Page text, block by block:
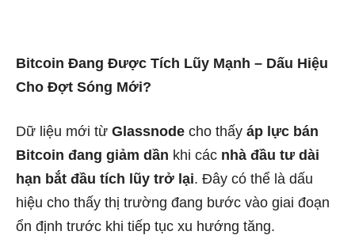
Bitcoin Đang Được Tích Lũy Mạnh – Dấu Hiệu
Cho Đợt Sóng Mới?
Dữ liệu mới từ Glassnode cho thấy áp lực bán
Bitcoin đang giảm dần khi các nhà đầu tư dài
hạn bắt đầu tích lũy trở lại. Đây có thể là dấu
hiệu cho thấy thị trường đang bước vào giai đoạn
ổn định trước khi tiếp tục xu hướng tăng.